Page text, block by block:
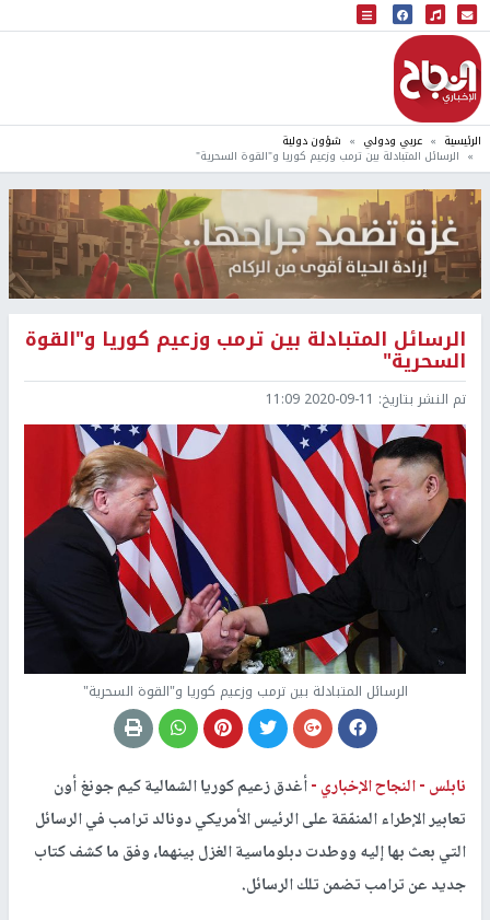
البث المباشر
إذاعة النجاح
الرئيسية عربي ودولي شؤون دولية
الرسائل المتبادلة بين ترمب وزعيم كوريا و"القوة السحرية"
الرسائل المتبادلة بين ترمب وزعيم كوريا و"القوة
السحرية"
تم النشر بتاريخ: 2020-09-11 11:09
الرسائل المتبادلة بين ترمب وزعيم كوريا و"القوة السحرية"
نابلس -النجاح الإخباري -أغدق زعيم كوريا الشمالية كيم جونغ أون
تعابير الإطراء المنمّقة على الرئيس الأمريكي دونالد ترامب في الرسائل
التي بعث بها إليه ووطدت دبلوماسية الغزل بينهما، وفق ما كشف كتاب
جديد عن ترامب تضمن تلك الرسائل.